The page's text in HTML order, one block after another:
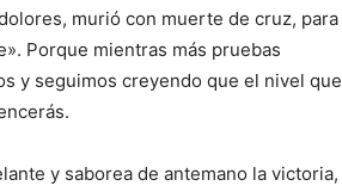
murió con muerte de cruz, para
Porque mientras más pruebas
y seguimos creyendo que el nivel que
y saborea de antemano la victoria,